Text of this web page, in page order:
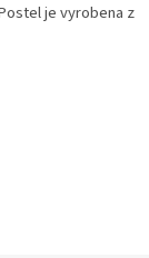
je vyrobena z